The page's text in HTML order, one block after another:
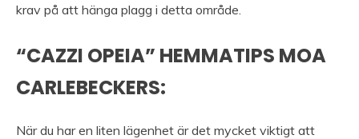
krav på att hänga plagg i detta område.
“CAZZI OPEIA” HEMMATIPS MOA
CARLEBECKERS:
När du har en liten lägenhet är det mycket viktigt att